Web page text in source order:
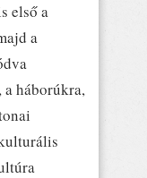
első a
a
háborúkra,